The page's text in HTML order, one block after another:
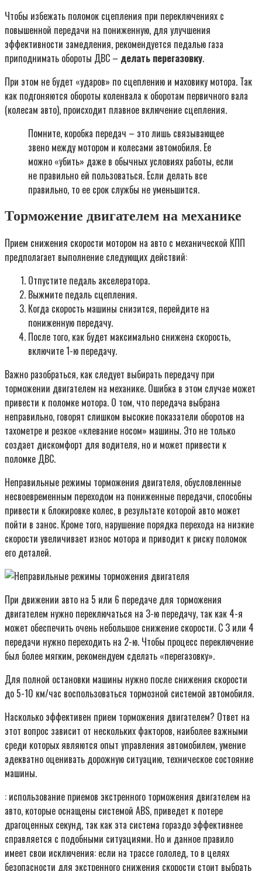
Чтобы избежать поломок сцепления при переключениях с
повышенной передачи на пониженную, для улучшения
эффективности замедления, рекомендуется педалью газа
приподнимать обороты ДВС – делать перегазовку.
При этом не будет «ударов» по сцеплению и маховику мотора. Так
как подгоняются обороты коленвала к оборотам первичного вала
(колесам авто), происходит плавное включение сцепления.
Помните, коробка передач – это лишь связывающее
звено между мотором и колесами автомобиля. Ее
можно «убить» даже в обычных условиях работы, если
не правильно ей пользоваться. Если делать все
правильно, то ее срок службы не уменьшится.
Торможение двигателем на механике
Прием снижения скорости мотором на авто с механической КПП
предполагает выполнение следующих действий:
Отпустите педаль акселератора.
Выжмите педаль сцепления.
Когда скорость машины снизится, перейдите на
пониженную передачу.
После того, как будет максимально снижена скорость,
включите 1-ю передачу.
Важно разобраться, как следует выбирать передачу при
торможении двигателем на механике. Ошибка в этом случае может
привести к поломке мотора. О том, что передача выбрана
неправильно, говорят слишком высокие показатели оборотов на
тахометре и резкое «клевание носом» машины. Это не только
создает дискомфорт для водителя, но и может привести к
поломке ДВС.
Неправильные режимы торможения двигателя, обусловленные
несвоевременным переходом на пониженные передачи, способны
привести к блокировке колес, в результате которой авто может
пойти в занос. Кроме того, нарушение порядка перехода на низкие
скорости увеличивает износ мотора и приводит к риску поломок
его деталей.
При движении авто на 5 или 6 передаче для торможения
двигателем нужно переключаться на 3-ю передачу, так как 4-я
может обеспечить очень небольшое снижение скорости. С 3 или 4
передачи нужно переходить на 2-ю. Чтобы процесс переключение
был более мягким, рекомендуем сделать «перегазовку».
Для полной остановки машины нужно после снижения скорости
до 5-10 км/час воспользоваться тормозной системой автомобиля.
Насколько эффективен прием торможения двигателем? Ответ на
этот вопрос зависит от нескольких факторов, наиболее важными
среди которых являются опыт управления автомобилем, умение
адекватно оценивать дорожную ситуацию, техническое состояние
машины.
: использование приемов экстренного торможения двигателем на
авто, которые оснащены системой АВS, приведет к потере
драгоценных секунд, так как эта система гораздо эффективнее
справляется с подобными ситуациями. Но и данное правило
имеет свои исключения: если на трассе гололед, то в целях
безопасности для экстренного снижения скорости стоит выбрать